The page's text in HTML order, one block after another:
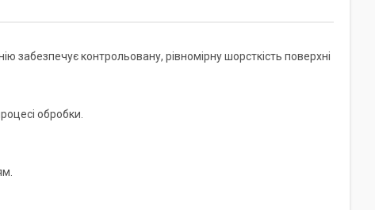
забезпечує контрольовану, рівномірну шорсткість поверхні
обробки.